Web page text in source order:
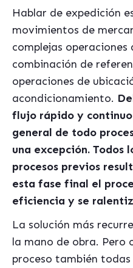
Hablar de expedición
movimientos de
complejas operaciones
combinación de
operaciones de
acondicionamiento.
flujo rápido y
general de todo
una excepción. Todos
procesos previos
esta fase final el
eficiencia y se
La solución más
la mano de obra. Pero
proceso también todas